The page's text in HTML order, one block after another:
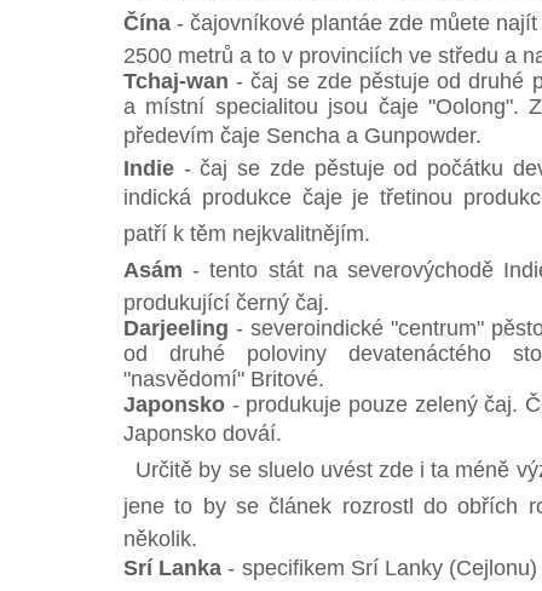
Čína - čajovníkové plantáe zde můete
2500 metrů a to v provinciích ve středu a
Tchaj-wan - čaj se zde pěstuje od druhé
a místní specialitou jsou čaje "Oolong".
předevím čaje Sencha a Gunpowder.
Indie - čaj se zde pěstuje od počátku
indická produkce čaje je třetinou
patří k těm nejkvalitnějím.
Asám - tento stát na severovýchodě
produkující černý čaj.
Darjeeling - severoindické "centrum"
od druhé poloviny devatenáctého
"nasvědomí" Britové.
Japonsko - produkuje pouze zelený čaj.
Japonsko dováí.
Určitě by se sluelo uvést zde i ta méně
jene to by se článek rozrostl do obřích
několik.
Srí Lanka - specifikem Srí Lanky